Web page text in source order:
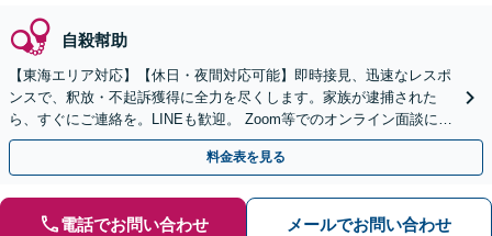
自殺幇助
【東海エリア対応】【休日・夜間対応可能】即時接見、迅速なレスポ
ンスで、釈放・不起訴獲得に全力を尽くします。家族が逮捕された
ら、すぐにご連絡を。LINEも歓迎。 Zoom等でのオンライン面談にも
対応します【メールでの予約、問い合わせ可能】
料金表を見る
電話でお問い合わせ メールでお問い合わせ